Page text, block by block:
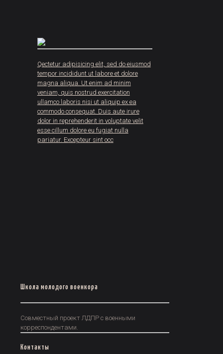
Qectetur adipisicing elit, sed do eiusmod
tempor incididunt ut labore et dolore
magna aliqua. Ut enim ad minim
veniam, quis nostrud exercitation
ullamco laboris nisi ut aliquip ex ea
commodo consequat. Duis aute irure
dolor in reprehenderit in voluptate velit
esse cillum dolore eu fugiat nulla
pariatur. Excepteur sint occ
Школа молодого военкора
Совместный проект ЛДПР с военными
корреспондентами.
Контакты